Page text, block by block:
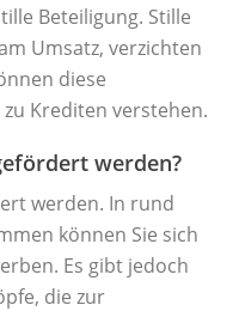
Beteiligung. Stille
Umsatz, verzichten
diese
Krediten verstehen.
werden?
werden. In rund
können Sie sich
Es gibt jedoch
die zur